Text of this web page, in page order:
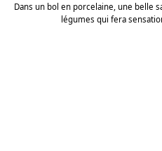
Dans un bol en porcelaine, une belle
légumes qui fera